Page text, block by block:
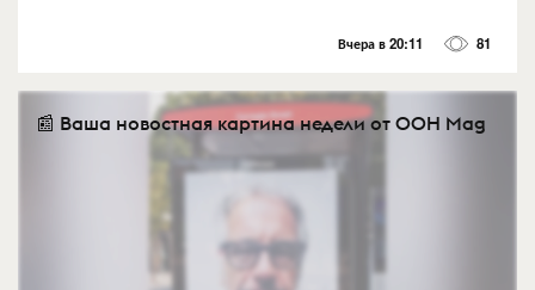
Вчера в 20:11 81
📰 Ваша новостная картина недели от OOH Mag